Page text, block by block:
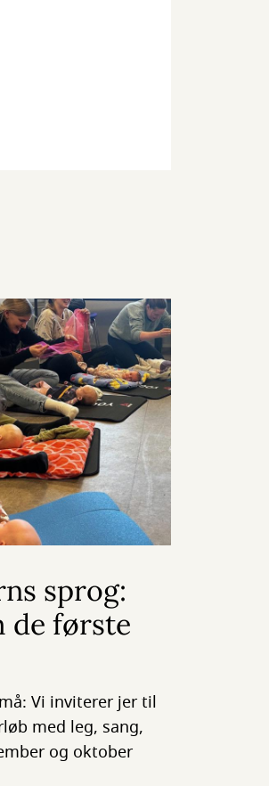
sprog:
de første
Vi inviterer jer til
med leg, sang,
og oktober